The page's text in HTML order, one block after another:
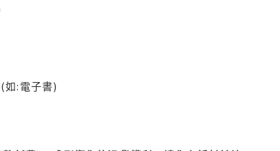
如:電子書)